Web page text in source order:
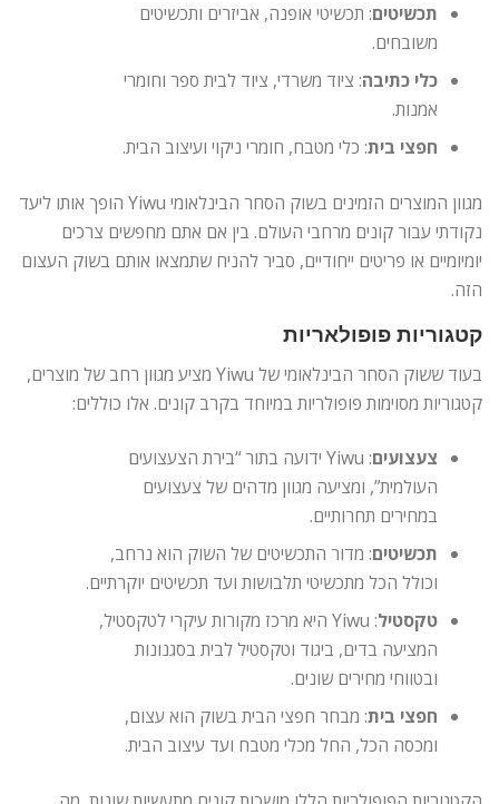
תכשיטים: תכשיטי אופנה, אביזרים ותכשיטים
משובחים.
כלי כתיבה: ציוד משרדי, ציוד לבית ספר וחומרי
אמנות.
חפצי בית: כלי מטבח, חומרי ניקוי ועיצוב הבית.
מגוון המוצרים הזמינים בשוק הסחר הבינלאומי Yiwu הופך אותו ליעד
נקודתי עבור קונים מרחבי העולם. בין אם אתם מחפשים צרכים
יומיומיים או פריטים ייחודיים, סביר להניח שתמצאו אותם בשוק העצום
הזה.
קטגוריות פופולאריות
בעוד ששוק הסחר הבינלאומי של Yiwu מציע מגוון רחב של מוצרים,
קטגוריות מסוימות פופולריות במיוחד בקרב קונים. אלו כוללים:
צעצועים
: Yiwu ידועה בתור “בירת הצעצועים
העולמית”, ומציעה מגוון מדהים של צעצועים
במחירים תחרותיים.
תכשיטים: מדור התכשיטים של השוק הוא נרחב,
וכולל הכל מתכשיטי תלבושות ועד תכשיטים יוקרתיים.
טקסטיל
: Yiwu היא מרכז מקורות עיקרי לטקסטיל,
המציעה בדים, ביגוד וטקסטיל לבית בסגנונות
ובטווחי מחירים שונים.
חפצי בית: מבחר חפצי הבית בשוק הוא עצום,
ומכסה הכל, החל מכלי מטבח ועד עיצוב הבית.